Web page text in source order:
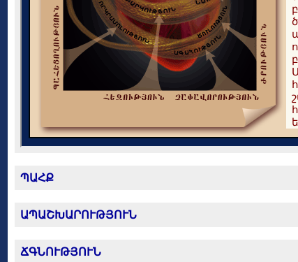
ՊԱՀՔ
ԱՊԱՇԽԱՐՈՒԹՅՈՒՆ
ՃԳՆՈՒԹՅՈՒՆ